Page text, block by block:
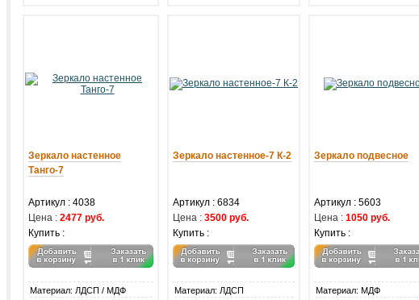
Зеркало настенное
Танго-7
Артикул : 4038
Цена : 2477 руб.
Купить :
Материал: ЛДСП / МДФ
Зеркало настенное-7 К-2
Артикул : 6834
Цена : 3500 руб.
Купить :
Материал: ЛДСП
Зеркало подвесное
Артикул : 5603
Цена : 1050 руб.
Купить :
Материал: МДФ